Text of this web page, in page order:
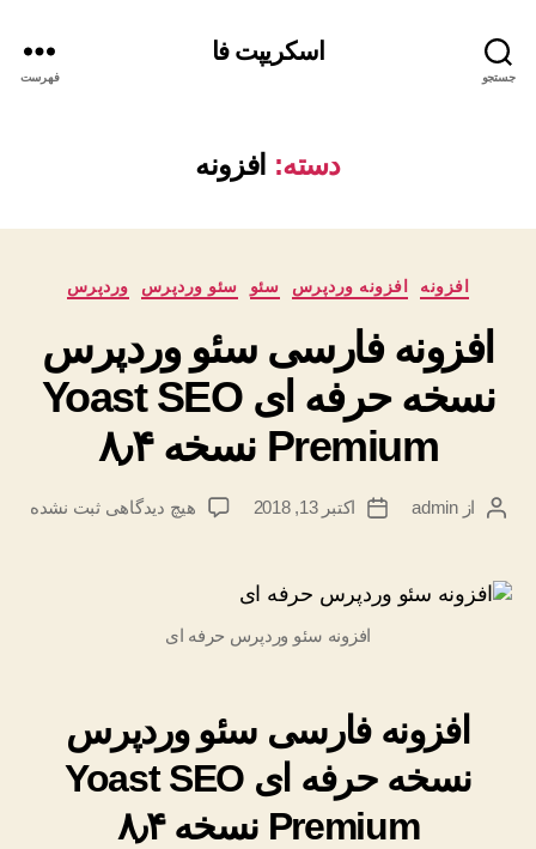
جستجو
اسکریپت فا
فهرست
دسته: افزونه
دسته‌ها افزونه افزونه وردپرس سئو سئو وردپرس وردپرس
افزونه فارسی سئو وردپرس
نسخه حرفه ای Yoast SEO
Premium نسخه ۸٫۴
نویسنده
ازadmin
تاریخاکتبر 13, 2018 هیچ دیدگاهیبرای
SEO
Premium
نسخه
ثبت نشده
افزونه سئو وردپرس حرفه ای
افزونه فارسی سئو وردپرس
نسخه حرفه ای Yoast SEO
Premium نسخه ۸٫۴